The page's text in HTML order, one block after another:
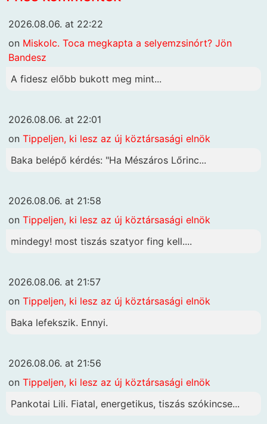
2026.08.06. at 22:22
on Miskolc. Toca megkapta a selyemzsinórt? Jön
Bandesz
A fidesz előbb bukott meg mint...
2026.08.06. at 22:01
on Tippeljen, ki lesz az új köztársasági elnök
Baka belépő kérdés: "Ha Mészáros Lőrinc...
2026.08.06. at 21:58
on Tippeljen, ki lesz az új köztársasági elnök
mindegy! most tiszás szatyor fing kell....
2026.08.06. at 21:57
on Tippeljen, ki lesz az új köztársasági elnök
Baka lefekszik. Ennyi.
2026.08.06. at 21:56
on Tippeljen, ki lesz az új köztársasági elnök
Pankotai Lili. Fiatal, energetikus, tiszás szókincse...